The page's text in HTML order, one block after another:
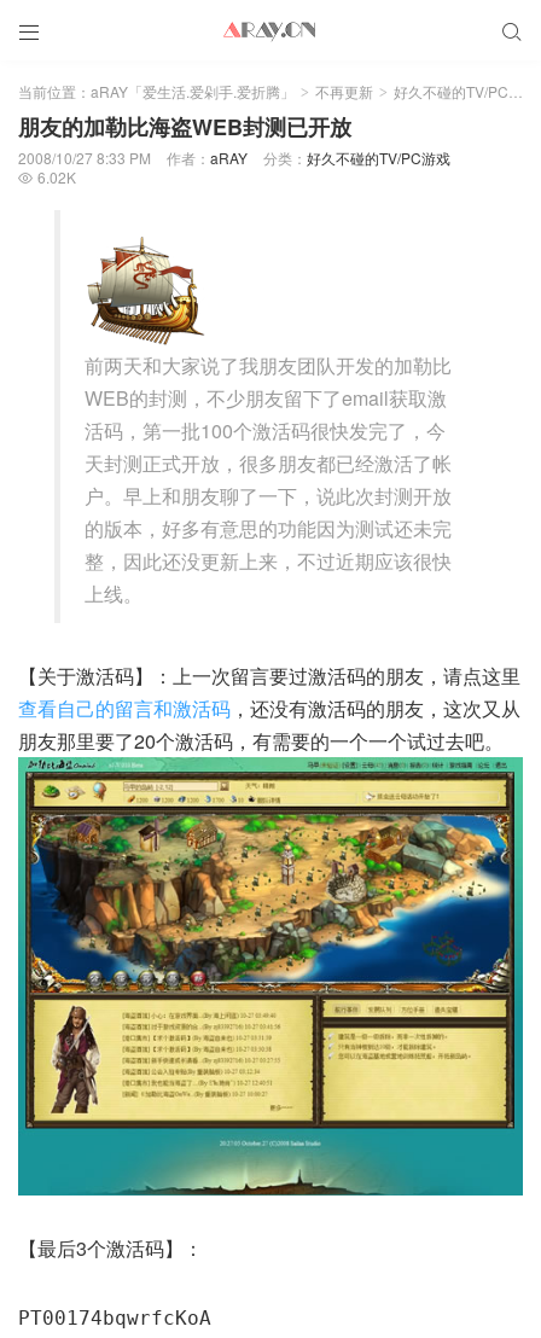
 
当前位置： aRAY「爱生活.爱剁手.爱折腾」 > 不再更新 > 好久不碰的TV/PC游戏
朋友的加勒比海盗WEB封测已开放
2008/10/27 8:33 PM 作者： aRAY 分类： 好久不碰的TV/PC游戏
 6.02K
前两天和大家说了我朋友团队开发的加勒比
WEB的封测，不少朋友留下了email获取激
活码，第一批100个激活码很快发完了，今
天封测正式开放，很多朋友都已经激活了帐
户。早上和朋友聊了一下，说此次封测开放
的版本，好多有意思的功能因为测试还未完
整，因此还没更新上来，不过近期应该很快
上线。
【关于激活码】：上一次留言要过激活码的朋友，请点这里
查看自己的留言和激活码 ，还没有激活码的朋友，这次又从
朋友那里要了20个激活码，有需要的一个一个试过去吧。
【最后3个激活码】：
PT00174bqwrfcKoA